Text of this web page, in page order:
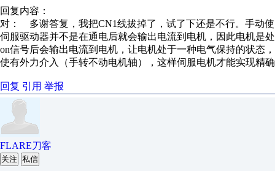
回复内容：
对：
多谢答复，我把CN1线拔掉了，试了下还是不行。手动
伺服驱动器并不是在通电后就会输出电流到电机，因此电机是
on信号后会输出电流到电机，让电机处于一种电气保持的状态
使有外力介入（手转不动电机轴），这样伺服电机才能实现精
回复 引用 举报
FLARE刀客
关注 私信